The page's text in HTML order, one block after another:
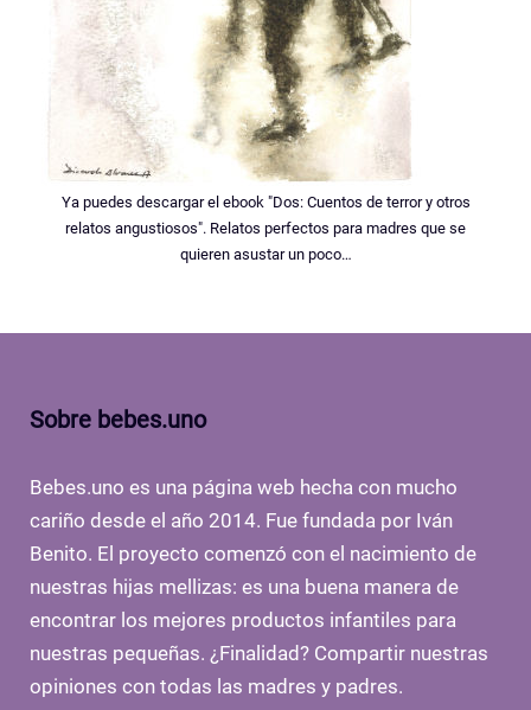
Ya puedes descargar el ebook "Dos: Cuentos de terror y otros
relatos angustiosos". Relatos perfectos para madres que se
quieren asustar un poco…
Sobre bebes.uno
Bebes.uno es una página web hecha con mucho
cariño desde el año 2014. Fue fundada por Iván
Benito. El proyecto comenzó con el nacimiento de
nuestras hijas mellizas: es una buena manera de
encontrar los mejores productos infantiles para
nuestras pequeñas. ¿Finalidad? Compartir nuestras
opiniones con todas las madres y padres.